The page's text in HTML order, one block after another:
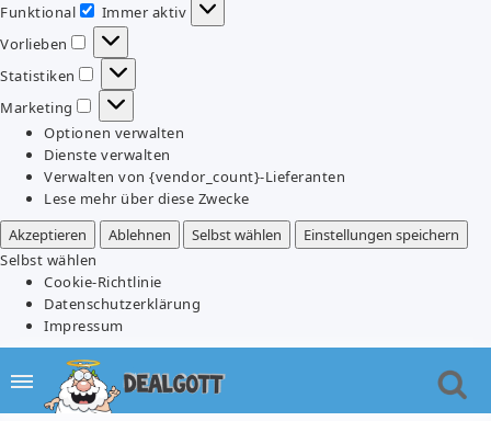
Funktional
Funktional
Immer aktiv
Vorlieben
Vorlieben
Statistiken
Statistiken
Marketing
Marketing
Optionen verwalten
Dienste verwalten
Verwalten von {vendor_count}-Lieferanten
Lese mehr über diese Zwecke
Akzeptieren
Ablehnen Selbst wählen
Einstellungen speichern
Selbst wählen
Cookie-Richtlinie
Datenschutzerklärung
Impressum